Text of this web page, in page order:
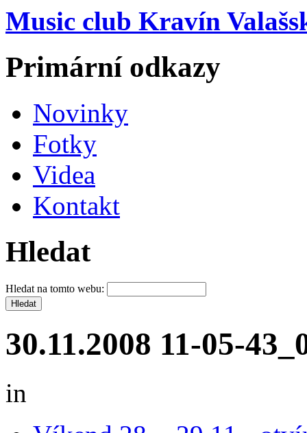
Music club Kravín
Primární odkazy
Novinky
Fotky
Videa
Kontakt
Hledat
Hledat na tomto webu:
30.11.2008 11-05-
in